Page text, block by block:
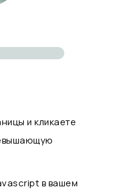
и кликаете
в вашем